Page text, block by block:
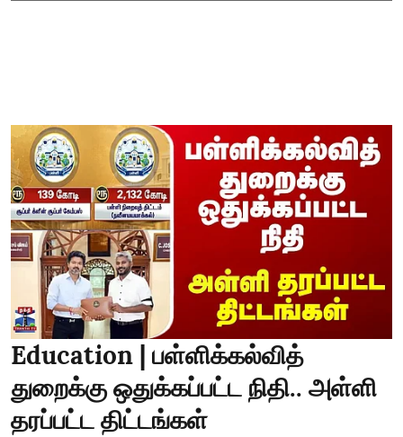
Education | பள்ளிக்கல்வித்
துறைக்கு ஒதுக்கப்பட்ட நிதி.. அள்ளி
தரப்பட்ட திட்டங்கள்